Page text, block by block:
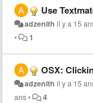
Use
adzenith il y a 15
•
1
OSX: Clicking on a
adzenith il y a 15
ans• 4